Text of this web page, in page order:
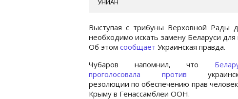
УНИАН
Выступая с трибуны Верховной Рады
необходимо искать замену Беларуси
Об этом сообщает Украинская правда.
Чубаров напомнил, что
проголосовала против
резолюции по обеспечению прав
Крыму в Генассамблеи ООН.